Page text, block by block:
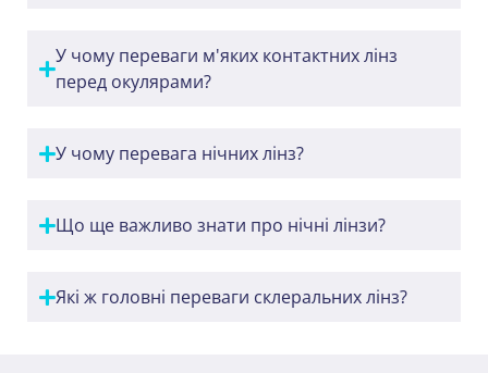
У чому переваги м'яких контактних лінз
перед окулярами?
У чому перевага нічних лінз?
Що ще важливо знати про нічні лінзи?
Які ж головні переваги склеральних лінз?